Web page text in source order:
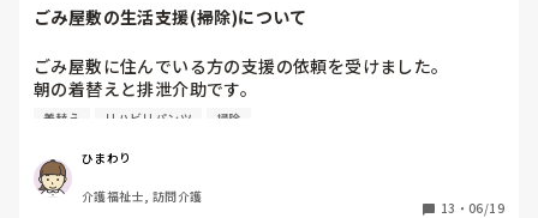
ごみ屋敷の生活支援(掃除)について
ごみ屋敷に住んでいる方の支援の依頼を受けました。
朝の着替えと排泄介助です。
ます。
キッチンは使える状態ではありません。
トイレも素人が綺麗に復旧出来る状態ではありません。
着替え リハビリパンツ 掃除
ひまわり
介護福祉士, 訪問介護
13 ・ 06/19